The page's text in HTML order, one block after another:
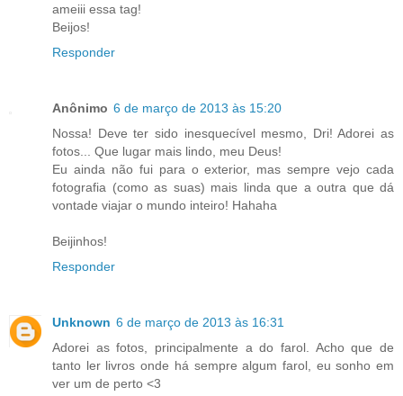
ameiii essa tag!
Beijos!
Responder
Anônimo 6 de março de 2013 às 15:20
Nossa! Deve ter sido inesquecível mesmo, Dri! Adorei as
fotos... Que lugar mais lindo, meu Deus!
Eu ainda não fui para o exterior, mas sempre vejo cada
fotografia (como as suas) mais linda que a outra que dá
vontade viajar o mundo inteiro! Hahaha
Beijinhos!
Responder
Unknown 6 de março de 2013 às 16:31
Adorei as fotos, principalmente a do farol. Acho que de
tanto ler livros onde há sempre algum farol, eu sonho em
ver um de perto <3